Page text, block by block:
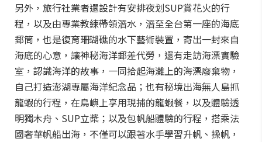
另外，旅行社業者還設計有安排夜划SUP賞花火的行
程，以及由專業教練帶領潛水，潛至全台第一座的海底
郵筒，也是復育珊瑚礁的水下藝術裝置，寄出一封來自
海底的心意，讓神秘海洋郵差代勞，還有走訪海漂實驗
室，認識海洋的故事，一同拾起海灘上的海漂廢棄物，
自己打造澎湖專屬海洋紀念品；也有秘境出海無人島抓
龍蝦的行程，在鳥嶼上享用現捕的龍蝦餐，以及體驗透
明獨木舟、SUP立槳；以及包帆船體驗的行程，搭乘法
國奢華帆船出海，不僅可以跟著水手學習升帆、操帆，